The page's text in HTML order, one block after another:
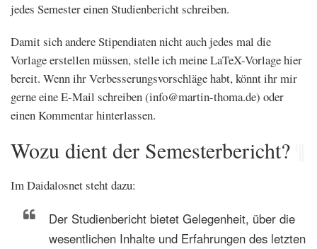
jedes Semester einen Studienbericht schreiben.
Damit sich andere Stipendiaten nicht auch jedes mal die
Vorlage erstellen müssen, stelle ich meine LaTeX-Vorlage hier
bereit. Wenn ihr Verbesserungsvorschläge habt, könnt ihr mir
gerne eine E-Mail schreiben (info@martin-thoma.de) oder
einen Kommentar hinterlassen.
Wozu dient der Semesterbericht?
Im Daidalosnet steht dazu:
Der Studienbericht bietet Gelegenheit, über die
wesentlichen Inhalte und Erfahrungen des letzten